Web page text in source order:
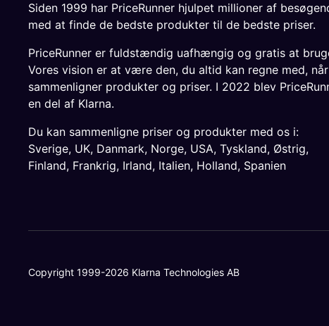
Siden 1999 har PriceRunner hjulpet millioner af
med at finde de bedste produkter til de bedste priser.
PriceRunner er fuldstændig uafhængig og gratis at
Vores vision er at være den, du altid kan regne med,
sammenligner produkter og priser. I 2022 blev
en del af Klarna.
Du kan sammenligne priser og produkter med os i:
Sverige, UK, Danmark, Norge, USA, Tyskland, Østrig,
Finland, Frankrig, Irland, Italien, Holland, Spanien
Copyright 1999-2026 Klarna Technologies AB